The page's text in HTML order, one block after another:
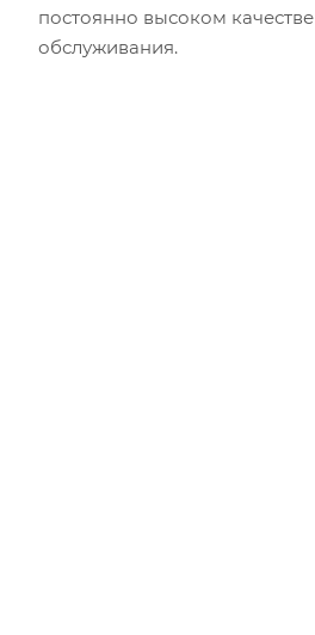
постоянно высоком качестве
обслуживания.